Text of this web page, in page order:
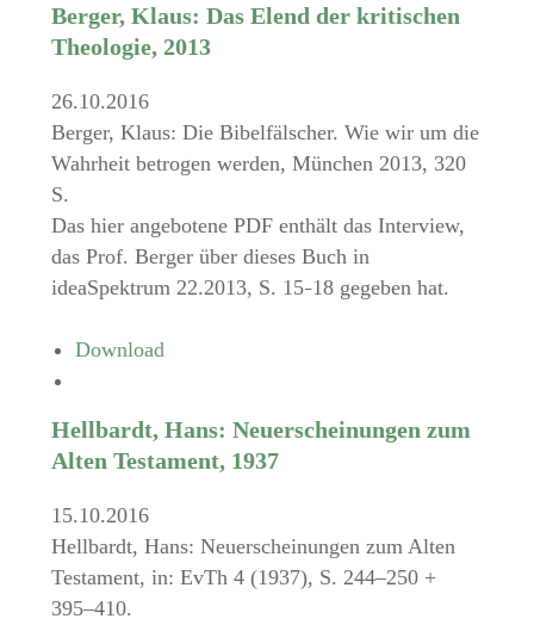
Berger, Klaus: Das Elend der kritischen
Theologie, 2013
26.10.2016
Berger, Klaus: Die Bibelfälscher. Wie wir um die
Wahrheit betrogen werden, München 2013, 320
S.
Das hier angebotene PDF enthält das Interview,
das Prof. Berger über dieses Buch in
ideaSpektrum 22.2013, S. 15–18 gegeben hat.
Download
Hellbardt, Hans: Neuerscheinungen zum
Alten Testament, 1937
15.10.2016
Hellbardt, Hans: Neuerscheinungen zum Alten
Testament, in: EvTh 4 (1937), S. 244–250 +
395–410.